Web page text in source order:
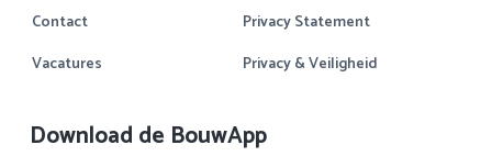
Contact
Vacatures
Privacy Statement
Privacy & Veiligheid
Download de BouwApp